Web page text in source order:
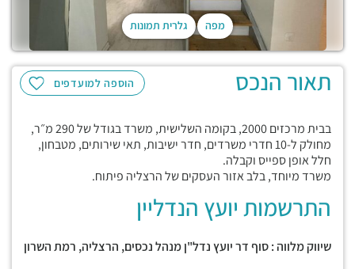
מפה גלרית תמונות
הוספה למועדפים תאור הנכס
בבית מרכזים 2000, בקומה השלישית, משרד בגודל של 290 מ״ר,
מחולק ל-10 חדרי משרדים, חדר ישיבות, תאי שירותים, מטבחון,
חלל אופן ספייס וקבלה.
משרד מיוחד, בלב אזור העסקים של הרצליה פיתוח.
התרשמות יועץ הנדליין
שיווק מלווה : סוף דר יועץ נדל"ן מנהל נכסים, הרצליה, רמת השרון